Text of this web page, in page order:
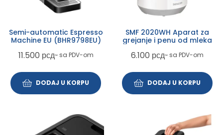
Semi-automatic Espresso
Machine EU (BHR9798EU)
11.500 рсд~ sa PDV-om
DODAJ U KORPU
SMF 2020WH Aparat za
grejanje i penu od mleka
6.100 рсд~ sa PDV-om
DODAJ U KORPU